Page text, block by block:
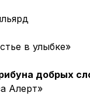
в улыбке»
добрых
Алерт»